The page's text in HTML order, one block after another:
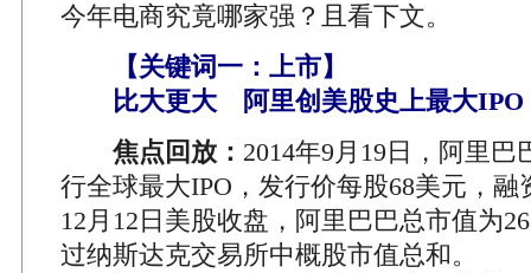
今年电商究竟哪家强？且看下文。
【关键词一：上市】
比大更大 阿里创美股史上最大IPO
焦点回放： 2014年9月19日，阿里
行全球最大IPO，发行价每股68美元，融
12月12日美股收盘，阿里巴巴总市值为
过纳斯达克交易所中概股市值总和。